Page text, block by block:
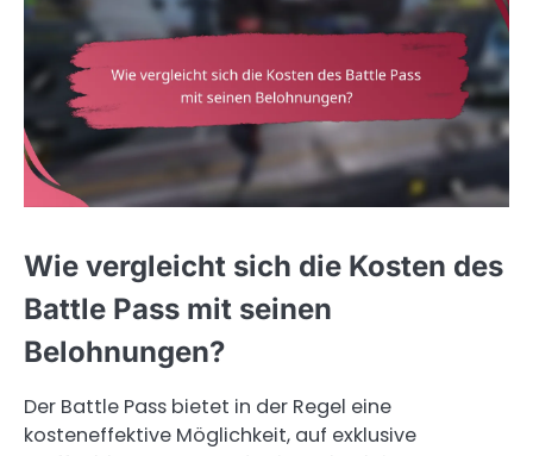
Wie vergleicht sich die Kosten des
Battle Pass mit seinen
Belohnungen?
Der Battle Pass bietet in der Regel eine
kosteneffektive Möglichkeit, auf exklusive